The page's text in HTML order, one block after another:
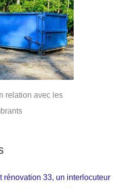
relation avec les
rénovation 33, un interlocuteur